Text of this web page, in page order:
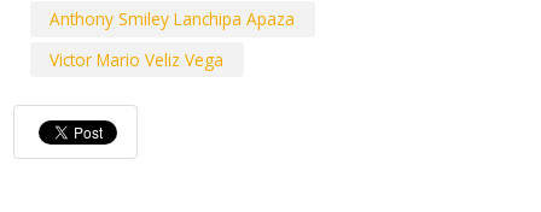
Anthony Smiley Lanchipa Apaza
Victor Mario Veliz Vega